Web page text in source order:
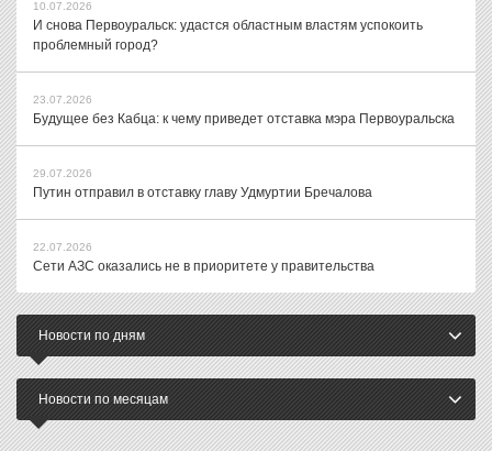
10.07.2026
И снова Первоуральск: удастся областным властям успокоить
проблемный город?
23.07.2026
Будущее без Кабца: к чему приведет отставка мэра Первоуральска
29.07.2026
Путин отправил в отставку главу Удмуртии Бречалова
22.07.2026
Сети АЗС оказались не в приоритете у правительства
Новости по дням
Новости по месяцам